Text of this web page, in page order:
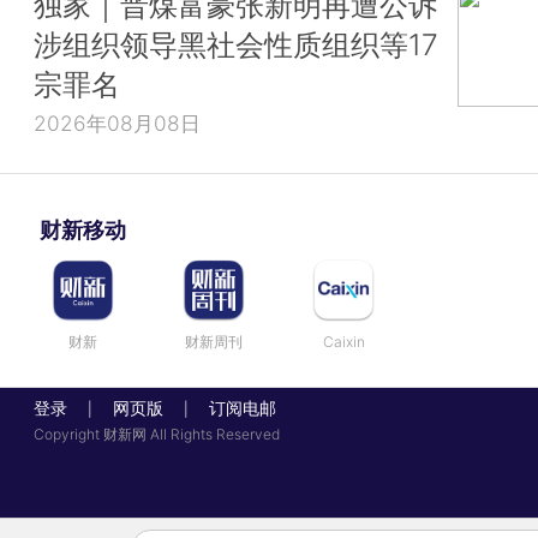
涉组织领导黑社会性质组织等17
宗罪名
2026年08月08日
财新移动
财新 财新周刊 Caixin
登录 网页版 订阅电邮
Copyright 财新网 All Rights Reserved